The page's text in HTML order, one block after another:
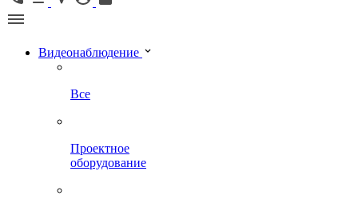
Видеонаблюдение
Все
Проектное
оборудование